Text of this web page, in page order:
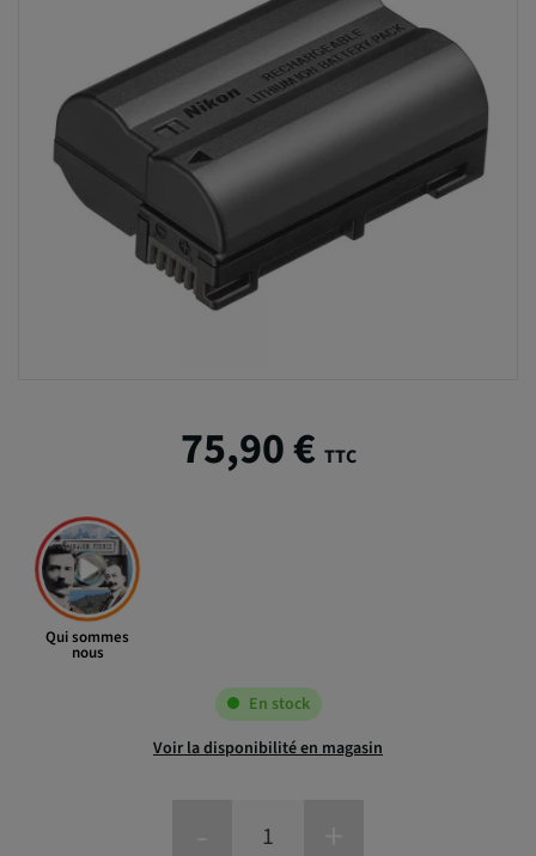
75,90 € TTC
Qui sommes
nous
En stock
Voir la disponibilité en magasin